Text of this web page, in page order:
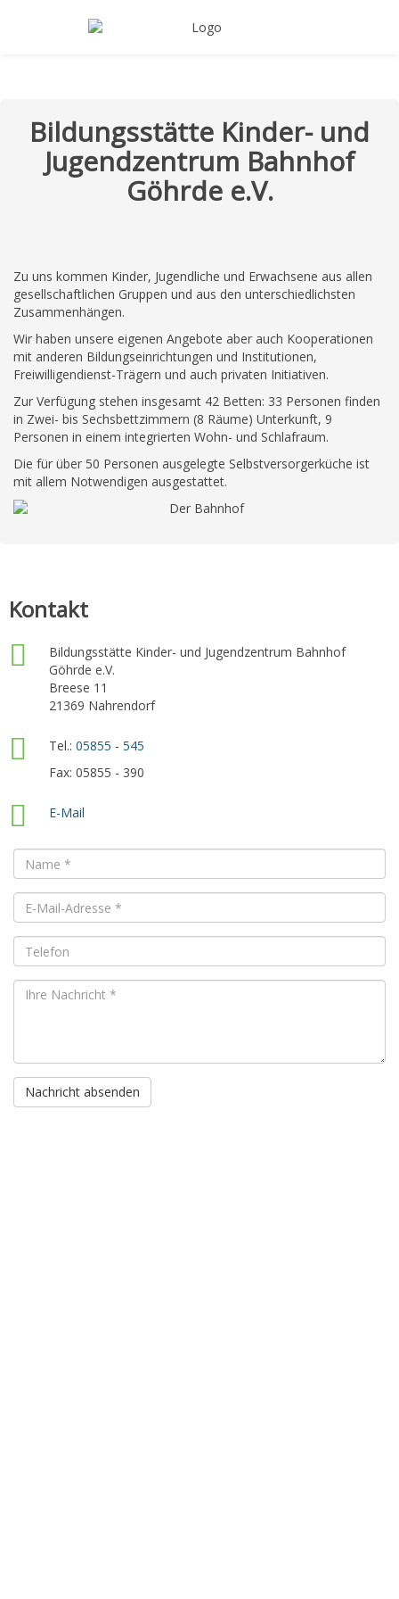
Bildungsstätte Kinder- und
Jugendzentrum Bahnhof
Göhrde e.V.
Zu uns kommen Kinder, Jugendliche und Erwachsene aus allen
gesellschaftlichen Gruppen und aus den unterschiedlichsten
Zusammenhängen.
Wir haben unsere eigenen Angebote aber auch Kooperationen
mit anderen Bildungseinrichtungen und Institutionen,
Freiwilligendienst-Trägern und auch privaten Initiativen.
Zur Verfügung stehen insgesamt 42 Betten: 33 Personen finden
in Zwei- bis Sechsbettzimmern (8 Räume) Unterkunft, 9
Personen in einem integrierten Wohn- und Schlafraum.
Die für über 50 Personen ausgelegte Selbstversorgerküche ist
mit allem Notwendigen ausgestattet.
Kontakt
Bildungsstätte Kinder- und Jugendzentrum Bahnhof
Göhrde e.V.
Breese 11
21369 Nahrendorf
Tel.: 05855 - 545
Fax: 05855 - 390
E-Mail
Nachricht absenden